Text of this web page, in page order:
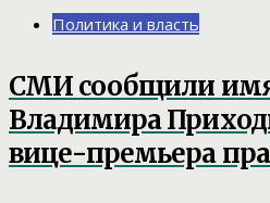
Политика и власть
СМИ сообщили
Владимира
вице-премьера